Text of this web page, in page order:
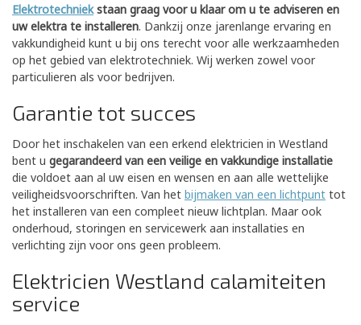
Elektrotechniekstaan graag voor u klaar om u te adviseren en
uw elektra te installeren. Dankzij onze jarenlange ervaring en
vakkundigheid kunt u bij ons terecht voor alle werkzaamheden
op het gebied van elektrotechniek. Wij werken zowel voor
particulieren als voor bedrijven.
Garantie tot succes
Door het inschakelen van een erkend elektricien in Westland
bent u gegarandeerd van een veilige en vakkundige installatie
die voldoet aan al uw eisen en wensen en aan alle wettelijke
veiligheidsvoorschriften. Van het bijmaken van een lichtpunt tot
het installeren van een compleet nieuw lichtplan. Maar ook
onderhoud, storingen en servicewerk aan installaties en
verlichting zijn voor ons geen probleem.
Elektricien Westland calamiteiten
service